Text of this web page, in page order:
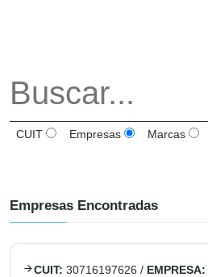
CUIT Empresas Marcas
Empresas Encontradas
CUIT: 30716197626 / EMPRESA: